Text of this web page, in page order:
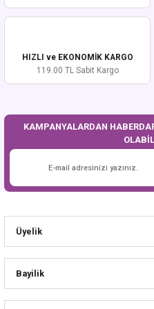
Ürün fiyatı diğer sitelerden daha
Bu ürüne benzer farklı
HIZLI ve EKONOMİK KARGO
119.00 TL Sabit Kargo
KAMPANYALARDAN
Üyelik
Bayilik